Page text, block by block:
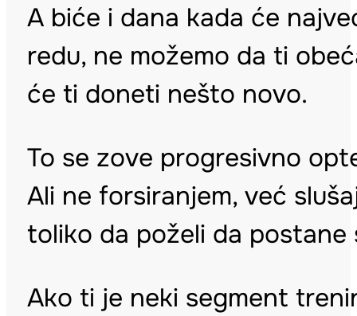
A biće i dana kada će
redu, ne možemo da ti
će ti doneti nešto novo.
To se zove progresivno
Ali ne forsiranjem, već
toliko da poželi da postane
Ako ti je neki segment